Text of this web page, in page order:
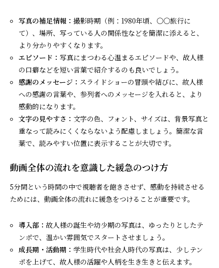
写真の補足情報：撮影時期（例：1980年頃、〇〇旅行に
て）、場所、写っている人の関係性などを簡潔に添えると、
より分かりやすくなります。
エピソード：写真にまつわる心温まるエピソードや、故人様
の口癖などを短い言葉で紹介するのも良いでしょう。
感謝のメッセージ： スライドショーの冒頭や結びに、故人様
への感謝の言葉や、参列者へのメッセージを入れると、より
感動的になります。
文字の見やすさ： 文字の色、フォント、サイズは、背景写真と
重なって読みにくくならないよう配慮しましょう。簡潔な言
葉で、読みやすい位置に表示することが大切です。
動画全体の流れを意識した緩急のつけ方
5分間という時間の中で視聴者を飽きさせず、感動を持続させる
ためには、動画全体の流れに緩急をつけることが重要です。
導入部：故人様の誕生や幼少期の写真は、ゆったりとしたテ
ンポで、温かい雰囲気でスタートさせましょう。
成長期・活動期：学生時代や社会人時代の写真は、少しテン
ポを上げて、故人様の活躍や人柄を生き生きと伝えます。